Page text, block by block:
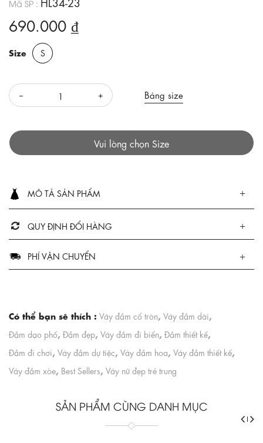
Mã SP :
690.000 ₫
Size S
Bảng size
Vui lòng chọn Size
MÔ TẢ SẢN PHẨM
QUY ĐỊNH ĐỔI HÀNG
PHÍ VẬN CHUYỂN
Có thể bạn sẽ thích : Váy đầm cổ tròn, Váy đầm dài,
Đầm dạo phố, Đầm đẹp, Váy đầm đi biển, Đầm thiết kế,
Đầm đi chơi, Váy đầm dự tiệc, Váy đầm hoa, Váy đầm thiết kế,
Váy đầm xòe, Best Sellers, Váy nữ đẹp trẻ trung
SẢN PHẨM CÙNG DANH MỤC